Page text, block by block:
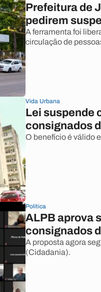
Prefeitura de
pedirem
A ferramenta foi
circulação de
Vida Urbana
Lei suspende
consignados
O benefício é válido
Política
ALPB aprova
consignados
A proposta agora
(Cidadania).